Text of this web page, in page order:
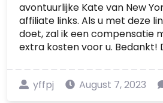
avontuurlijke Kate van New
affiliate links. Als u met deze
doet, zal ik een compensatie
extra kosten voor u. Bedankt!
yffpj August 7, 2023